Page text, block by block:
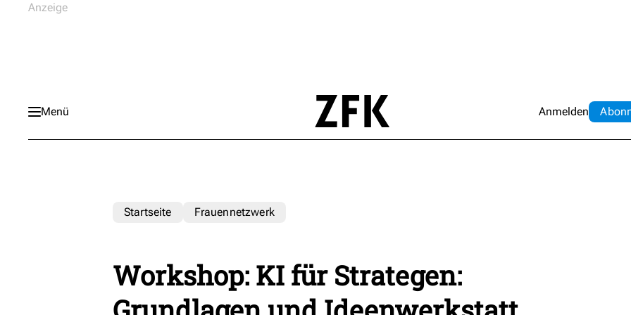
Menü Anmelden Abo
Startseite Frauennetzwerk
Workshop: KI für Strategen: